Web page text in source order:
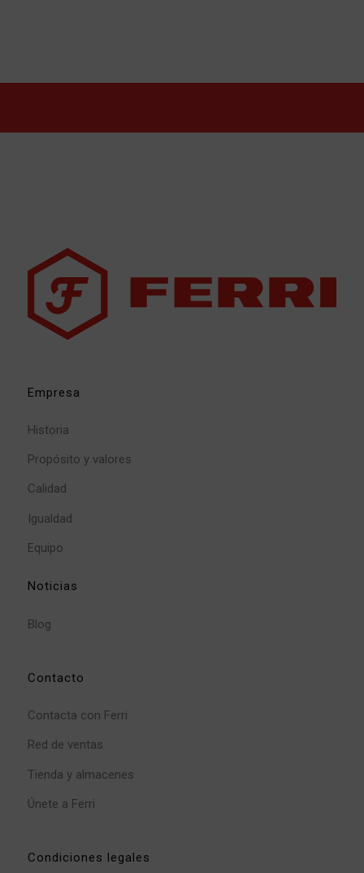
Empresa
Historia
Propósito y valores
Calidad
Igualdad
Equipo
Noticias
Blog
Contacto
Contacta con Ferri
Red de ventas
Tienda y almacenes
Únete a Ferri
Condiciones legales